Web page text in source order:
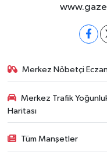
Merkez Nöbetçi
Merkez Trafik
Haritası
Tüm Manşetler